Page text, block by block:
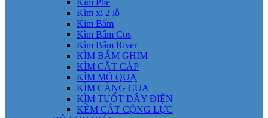
Kìm Phe
Kìm xi 2 lỗ
Kìm Bấm
Kìm Bấm Cos
Kìm Bấm River
KÌM BẤM GHIM
KÌM CẮT CÁP
KÌM MỎ QUẠ
KÌM CÀNG CUA
KÌM TUỐT DÂY ĐIỆN
KỀM CẮT CỘNG LỰC